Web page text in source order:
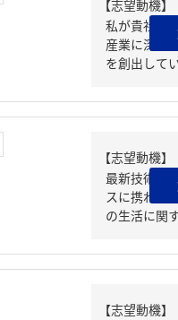
【志望動機】
私が貴社を
産業に深く
を創出して
【志望動機】
最新技術を
スに携わり
の生活に関
【志望動機】